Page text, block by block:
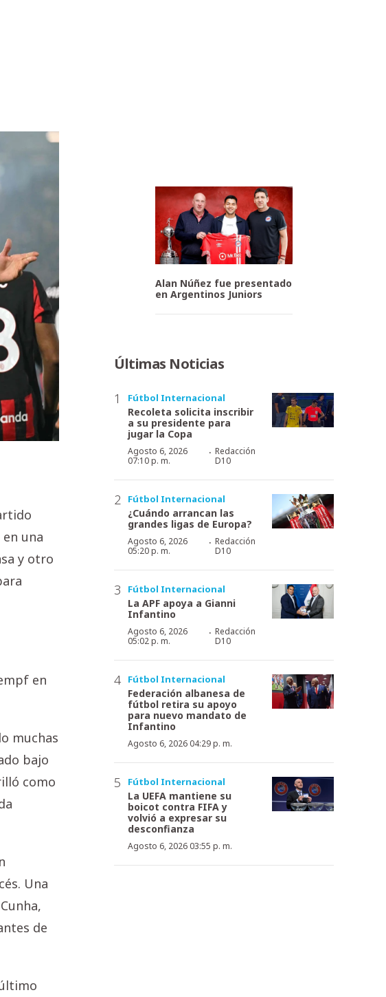
una
y otro
en
muchas
bajo
como
Una
de
Alan Núñez fue presentado
en Argentinos Juniors
Últimas Noticias
Fútbol Internacional
Recoleta solicita inscribir
a su presidente para
jugar la Copa
Agosto 6, 2026
07:10 p. m.
· Redacción
D10
Fútbol Internacional
¿Cuándo arrancan las
grandes ligas de Europa?
Agosto 6, 2026
05:20 p. m.
· Redacción
D10
Fútbol Internacional
La APF apoya a Gianni
Infantino
Agosto 6, 2026
05:02 p. m.
· Redacción
D10
Fútbol Internacional
Federación albanesa de
fútbol retira su apoyo
para nuevo mandato de
Infantino
Agosto 6, 2026 04:29 p. m.
Fútbol Internacional
La UEFA mantiene su
boicot contra FIFA y
volvió a expresar su
desconfianza
Agosto 6, 2026 03:55 p. m.